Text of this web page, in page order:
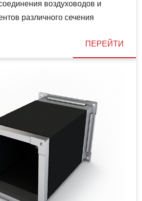
воздуховодов и
различного сечения
ПЕРЕЙТИ